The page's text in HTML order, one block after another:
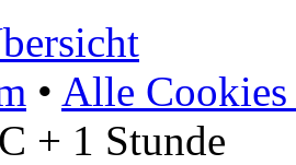
• Alle Cookies
+ 1 Stunde